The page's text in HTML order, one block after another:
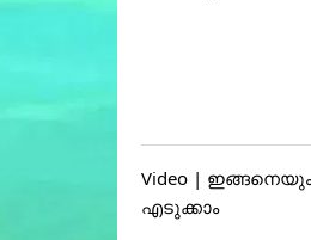
Video |
എടുക്കാം